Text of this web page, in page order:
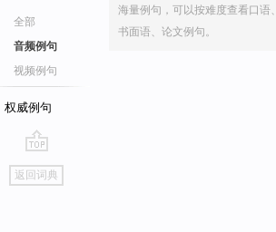
全部
音频例句
视频例句
权威例句
go
top
返回词典
海量例句，可以按难度查看口语、
书面语、论文例句。